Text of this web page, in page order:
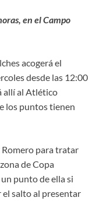
en el Campo
acogerá el
desde las 12:00
allí al Atlético
los puntos tienen
Romero para tratar
de Copa
punto de ella si
el salto al presentar